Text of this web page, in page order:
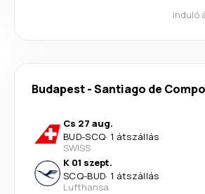
induló
Budapest-Santiago de
Cs 27 aug.
BUD-SCQ· 1 átszállás
SWISS
K 01 szept.
SCQ-BUD· 1 átszállás
Lufthansa